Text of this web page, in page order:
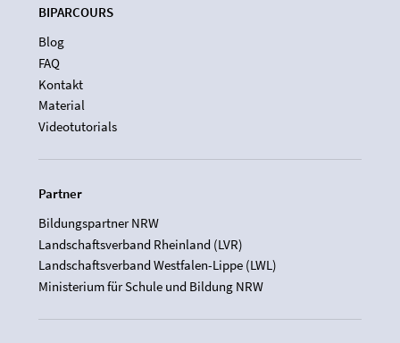
BIPARCOURS
Blog
FAQ
Kontakt
Material
Videotutorials
Partner
Bildungspartner NRW
Landschaftsverband Rheinland (LVR)
Landschaftsverband Westfalen-Lippe (LWL)
Ministerium für Schule und Bildung NRW